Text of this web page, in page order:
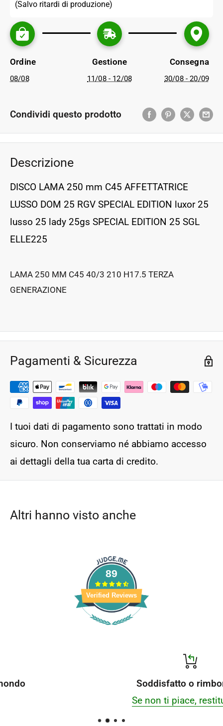
(Salvo ritardi di produzione)
Ordine
08/08
Gestione
11/08 - 12/08
Consegna
30/08 - 20/09
Condividi questo prodotto
Descrizione
DISCO LAMA 250 mm C45 AFFETTATRICE
LUSSO DOM 25 RGV SPECIAL EDITION luxor 25
lusso 25 lady 25gs SPECIAL EDITION 25 SGL
ELLE225
LAMA 250 MM C45 40/3 210 H17.5 TERZA
GENERAZIONE
Pagamenti & Sicurezza
I tuoi dati di pagamento sono trattati in modo
sicuro. Non conserviamo né abbiamo accesso
ai dettagli della tua carta di credito.
Altri hanno visto anche
89
Verified Reviews
Soddisfatto o rimborsato
Se non ti piace, restituiscilo